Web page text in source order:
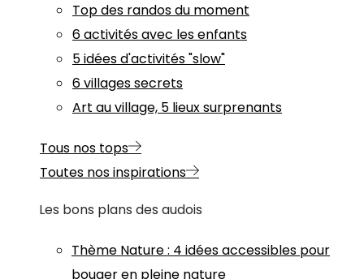
Top des randos du moment
6 activités avec les enfants
5 idées d'activités "slow"
6 villages secrets
Art au village, 5 lieux surprenants
Tous nos tops
Toutes nos inspirations
Les bons plans des audois
Thème Nature: 4 idées accessibles pour
bouger en pleine nature